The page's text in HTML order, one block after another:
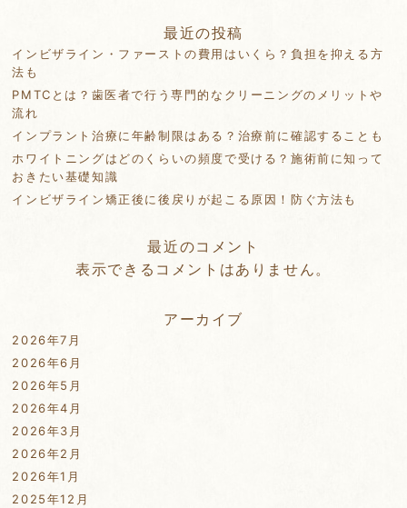
ン
最近の投稿
インビザライン・ファーストの費用はいくら？負担を抑える方
法も
PMTCとは？歯医者で行う専門的なクリーニングのメリットや
流れ
インプラント治療に年齢制限はある？治療前に確認することも
ホワイトニングはどのくらいの頻度で受ける？施術前に知って
おきたい基礎知識
インビザライン矯正後に後戻りが起こる原因！防ぐ方法も
最近のコメント
表示できるコメントはありません。
アーカイブ
2026年7月
2026年6月
2026年5月
2026年4月
2026年3月
2026年2月
2026年1月
2025年12月